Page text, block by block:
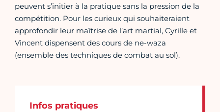
peuvent s’initier à la pratique sans la pression de la
compétition. Pour les curieux qui souhaiteraient
approfondir leur maîtrise de l’art martial, Cyrille et
Vincent dispensent des cours de ne-waza
(ensemble des techniques de combat au sol).
Infos pratiques